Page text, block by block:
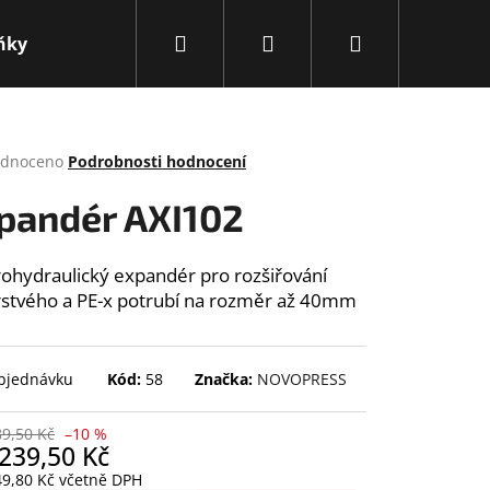
Obchodní podmínky Kontakty
Přihlášení
Podrobnosti hodnocení
AXI102
expandér pro rozšiřování
a PE-x potrubí na rozměr až 40mm
Kód: 58 Značka: NOVOPRESS
Kč –10 %
Kč
Kč včetně DPH